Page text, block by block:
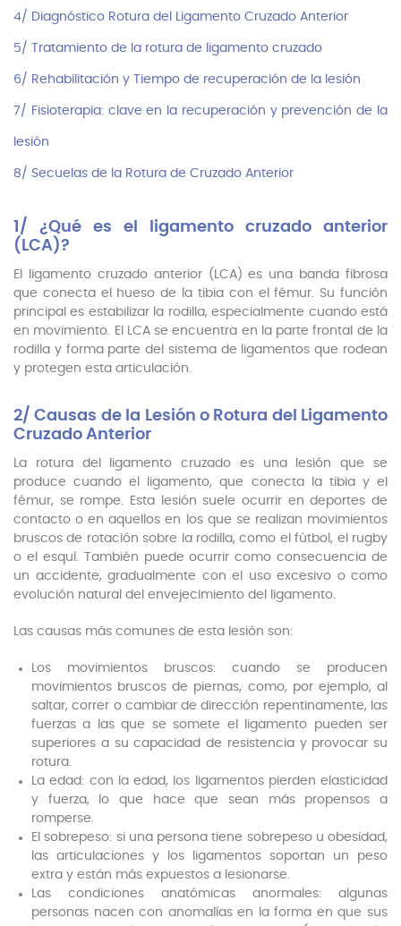
4/ Diagnóstico Rotura del Ligamento Cruzado Anterior
5/ Tratamiento de la rotura de ligamento cruzado
6/ Rehabilitación y Tiempo de recuperación de la lesión
7/ Fisioterapia: clave en la recuperación y prevención de la
lesión
8/ Secuelas de la Rotura de Cruzado Anterior
1/ ¿Qué es el ligamento cruzado anterior
(LCA)?
El ligamento cruzado anterior (LCA) es una banda fibrosa
que conecta el hueso de la tibia con el fémur. Su función
principal es estabilizar la rodilla, especialmente cuando está
en movimiento. El LCA se encuentra en la parte frontal de la
rodilla y forma parte del sistema de ligamentos que rodean
y protegen esta articulación.
2/ Causas de la Lesión o Rotura del Ligamento
Cruzado Anterior
La rotura del ligamento cruzado es una lesión que se
produce cuando el ligamento, que conecta la tibia y el
fémur, se rompe. Esta lesión suele ocurrir en deportes de
contacto o en aquellos en los que se realizan movimientos
bruscos de rotación sobre la rodilla, como el fútbol, el rugby
o el esquí. También puede ocurrir como consecuencia de
un accidente, gradualmente con el uso excesivo o como
evolución natural del envejecimiento del ligamento.
Las causas más comunes de esta lesión son:
Los movimientos bruscos: cuando se producen
movimientos bruscos de piernas, como, por ejemplo, al
saltar, correr o cambiar de dirección repentinamente, las
fuerzas a las que se somete el ligamento pueden ser
superiores a su capacidad de resistencia y provocar su
rotura.
La edad: con la edad, los ligamentos pierden elasticidad
y fuerza, lo que hace que sean más propensos a
romperse.
El sobrepeso: si una persona tiene sobrepeso u obesidad,
las articulaciones y los ligamentos soportan un peso
extra y están más expuestos a lesionarse.
Las condiciones anatómicas anormales: algunas
personas nacen con anomalías en la forma en que sus